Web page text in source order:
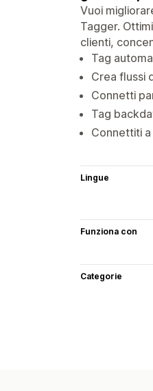
Vuoi
Tagger.
clienti,
Tag
Crea flussi
Connetti
Tag
Connettiti
Lingue
Funziona con
Categorie